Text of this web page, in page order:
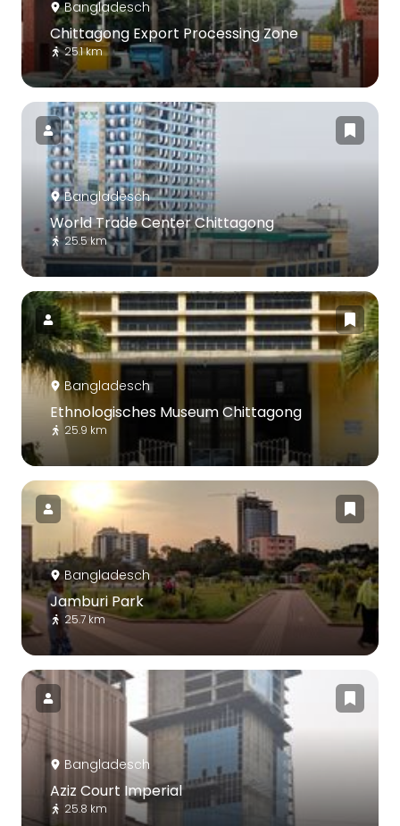
Bangladesch
Chittagong Export Processing Zone
25.1 km
Bangladesch
World Trade Center Chittagong
25.5 km
Bangladesch
Ethnologisches Museum Chittagong
25.9 km
Bangladesch
Jamburi Park
25.7 km
Bangladesch
Aziz Court Imperial
25.8 km